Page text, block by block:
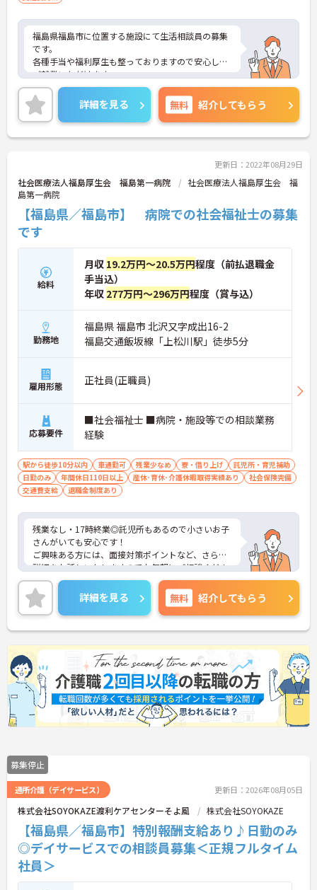
福島県福島市に位置する施設にて生活相談員の募集
です。
各種手当や福利厚生も整っておりますので安心して
ご就業いただけます。
ご興味のある方には、面接対策ポイントなど、さら
に詳細をお話しいたしますので、お気軽にご相談く
ださい。
詳細を見る 無料 紹介してもらう
更新日：2022年08月29日
社会医療法人福島厚生会 福島第一病院
社会医療法人福島厚生会 福
島第一病院
【福島県／福島市】 病院での社会福祉士の募集
です
給料
月収 19.2万円～20.5万円程度（前払退職金
手当込）
年収 277万円～296万円程度（賞与込）
勤務地
福島県 福島市 北沢又字成出16-2
福島交通飯坂線「上松川駅」徒歩5分
雇用形態 正社員(正職員)
応募要件
■社会福祉士 ■病院・施設等での相談業務
経験
駅から徒歩10分以内 車通勤可 残業少なめ 寮・借り上げ
託児所・育児補助
日勤のみ
年間休日110日以上 産休･育休･介護休暇取得実績あり
社会保険完備
交通費支給
退職金制度あり
残業なし・17時終業◎託児所もあるので小さいお子
さんがいても安心です！
ご興味ある方には、面接対策ポイントなど、さらに
詳細をお話しいたしますのでお気軽にご相談くださ
い！
詳細を見る 無料 紹介してもらう
募集停止
通所介護（デイサービス） 更新日：2026年08月05日
株式会社SOYOKAZE渡利ケアセンターそよ風 株式会社SOYOKAZE
【福島県／福島市】特別報酬支給あり♪日勤のみ
◎デイサービスでの相談員募集＜正規フルタイム
社員＞